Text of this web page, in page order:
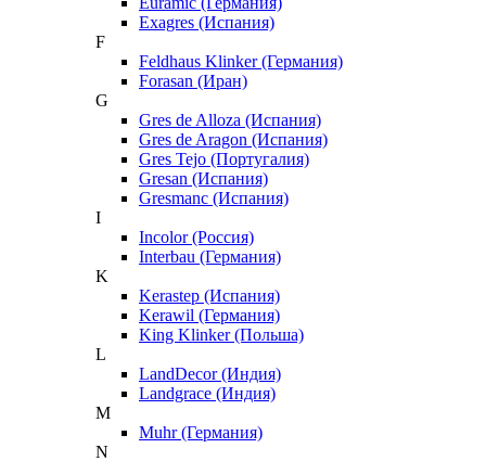
Exagres (Испания)
F
Feldhaus Klinker (Германия)
Forasan (Иран)
G
Gres de Alloza (Испания)
Gres de Aragon (Испания)
Gres Tejo (Португалия)
Gresan (Испания)
Gresmanc (Испания)
I
Incolor (Россия)
Interbau (Германия)
K
Kerastep (Испания)
Kerawil (Германия)
King Klinker (Польша)
L
LandDecor (Индия)
Landgrace (Индия)
M
Muhr (Германия)
N